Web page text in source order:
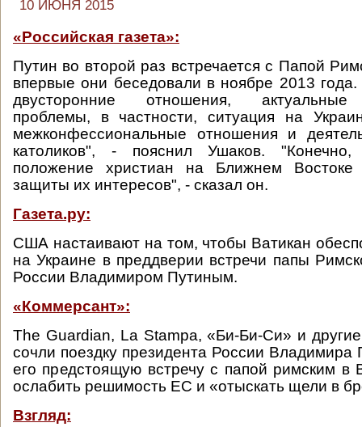
10 ИЮНЯ 2015
«Российская газета»:
Путин во второй раз встречается с Папой
впервые они беседовали в ноябре 2013
двусторонние отношения,
проблемы, в частности, ситуация на
межконфессиональные отношения и
католиков", - пояснил Ушаков. "Конечно,
положение христиан на Ближнем Востоке
защиты их интересов", - сказал он.
Газета.ру:
США настаивают на том, чтобы Ватикан
на Украине в преддверии встречи папы
России Владимиром Путиным.
«Коммерсант»:
The Guardian, La Stampa, «Би-Би-Си» и
сочли поездку президента России
его предстоящую встречу с папой римским в
ослабить решимость ЕС и «отыскать щели в
Взгляд: